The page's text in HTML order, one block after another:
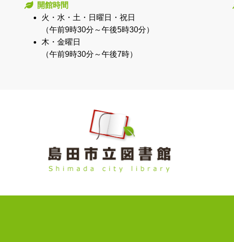
開館時間
火・水・土・日曜日・祝日
（午前9時30分～午後5時30分）
木・金曜日
（午前9時30分～午後7時）